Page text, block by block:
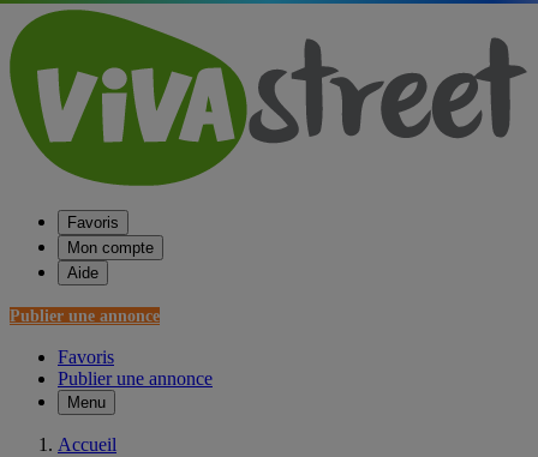
Favoris
Mon compte
Aide
Publier une annonce
Favoris
Publier une annonce
Menu
Accueil